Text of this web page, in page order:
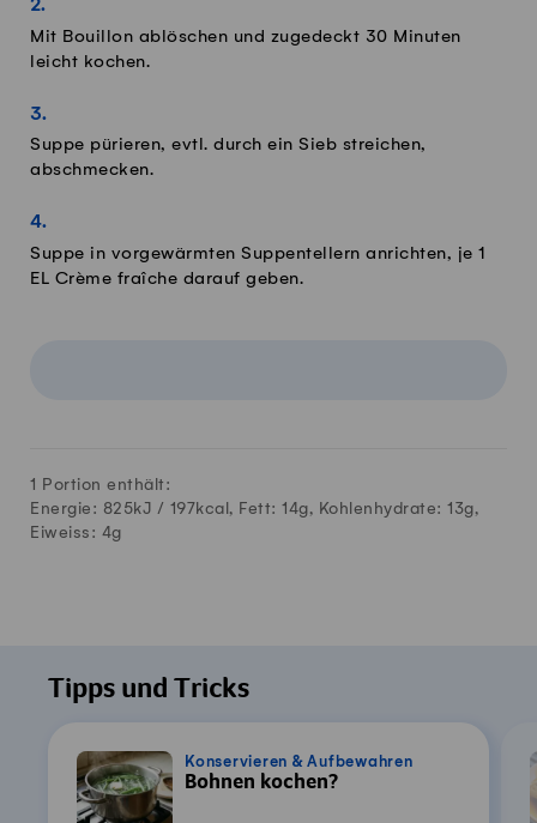
Mit Bouillon ablöschen und zugedeckt 30 Minuten
leicht kochen.
Suppe pürieren, evtl. durch ein Sieb streichen,
abschmecken.
Suppe in vorgewärmten Suppentellern anrichten, je 1
EL Crème fraîche darauf geben.
1 Portion enthält:
Energie: 825kJ / 197kcal, Fett: 14g, Kohlenhydrate: 13g,
Eiweiss: 4g
Tipps und Tricks
Konservieren & Aufbewahren
Bohnen kochen?